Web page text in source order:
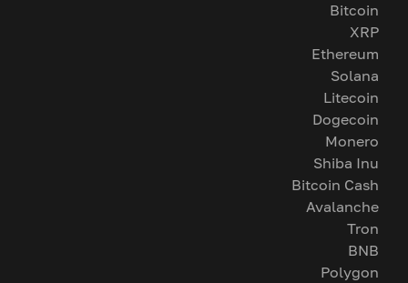
Bitcoin
XRP
Ethereum
Solana
Litecoin
Dogecoin
Monero
Shiba Inu
Bitcoin Cash
Avalanche
Tron
BNB
Polygon